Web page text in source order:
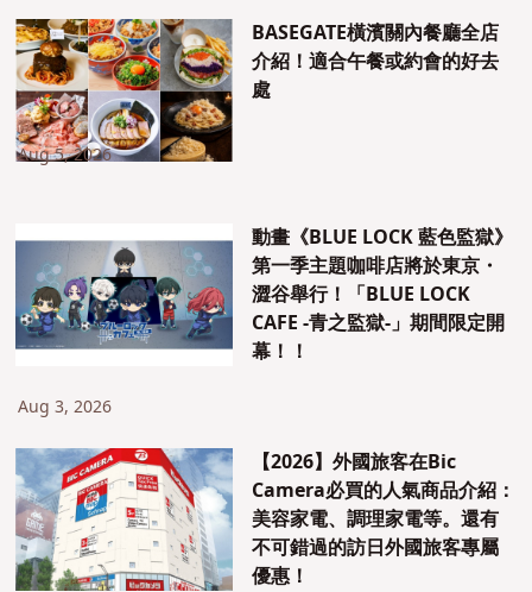
BASEGATE橫濱關內餐廳全店
介紹！適合午餐或約會的好去
處
Aug 5, 2026
動畫《BLUE LOCK 藍色監獄》
第一季主題咖啡店將於東京・
澀谷舉行！「BLUE LOCK
CAFE -青之監獄-」期間限定開
幕！！
Aug 3, 2026
【2026】外國旅客在Bic
Camera必買的人氣商品介紹：
美容家電、調理家電等。還有
不可錯過的訪日外國旅客專屬
優惠！